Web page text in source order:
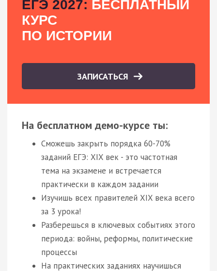
ЕГЭ 2027: БЕСПЛАТНЫЙ
КУРС
ПО ИСТОРИИ
ЗАПИСАТЬСЯ
На бесплатном демо-курсе ты:
Сможешь закрыть порядка 60-70%
заданий ЕГЭ: XIX век - это частотная
тема на экзамене и встречается
практически в каждом задании
Изучишь всех правителей XIX века всего
за 3 урока!
Разберешься в ключевых событиях этого
периода: войны, реформы, политические
процессы
На практических заданиях научишься